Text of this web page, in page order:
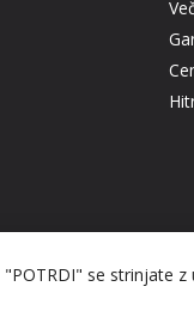
se strinjate z